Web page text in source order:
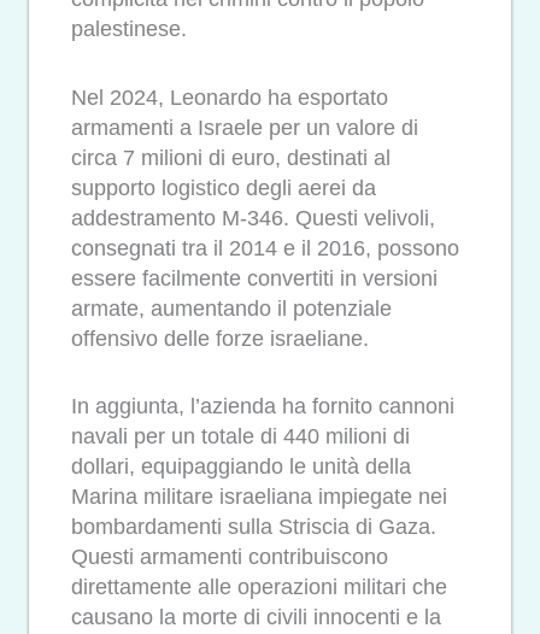
palestinese.
Nel 2024, Leonardo ha esportato
armamenti a Israele per un valore di
circa 7 milioni di euro, destinati al
supporto logistico degli aerei da
addestramento M-346. Questi velivoli,
consegnati tra il 2014 e il 2016, possono
essere facilmente convertiti in versioni
armate, aumentando il potenziale
offensivo delle forze israeliane.
In aggiunta, l’azienda ha fornito cannoni
navali per un totale di 440 milioni di
dollari, equipaggiando le unità della
Marina militare israeliana impiegate nei
bombardamenti sulla Striscia di Gaza.
Questi armamenti contribuiscono
direttamente alle operazioni militari che
causano la morte di civili innocenti e la